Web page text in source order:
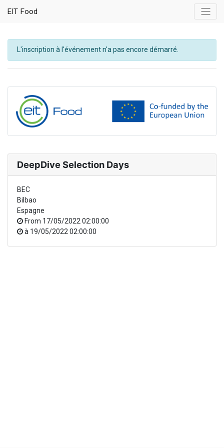
EIT Food
L'inscription à l'événement n'a pas encore démarré.
DeepDive Selection Days
BEC
Bilbao
Espagne
From 17/05/2022 02:00:00
à 19/05/2022 02:00:00